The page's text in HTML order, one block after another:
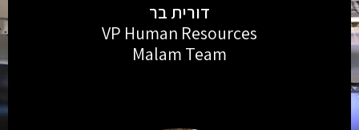
דורית בר
VP Human Resources
Malam Team